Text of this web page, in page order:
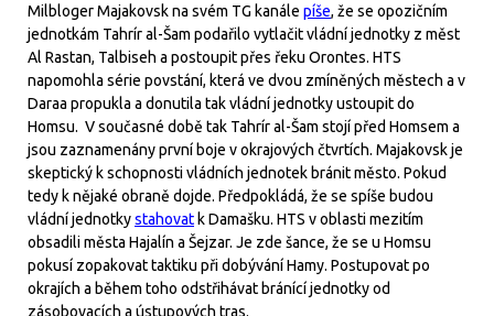
Milbloger Majakovsk na svém TG kanále píše, že se opozičním
jednotkám Tahrír al-Šam podařilo vytlačit vládní jednotky z měst
Al Rastan, Talbiseh a postoupit přes řeku Orontes. HTS
napomohla série povstání, která ve dvou zmíněných městech a v
Daraa propukla a donutila tak vládní jednotky ustoupit do
Homsu. V současné době tak Tahrír al-Šam stojí před Homsem a
jsou zaznamenány první boje v okrajových čtvrtích. Majakovsk je
skeptický k schopnosti vládních jednotek bránit město. Pokud
tedy k nějaké obraně dojde. Předpokládá, že se spíše budou
vládní jednotkystahovat k Damašku. HTS v oblasti mezitím
obsadili města Hajalín a Šejzar. Je zde šance, že se u Homsu
pokusí zopakovat taktiku při dobývání Hamy. Postupovat po
okrajích a během toho odstřihávat bránící jednotky od
zásobovacích a ústupových tras.